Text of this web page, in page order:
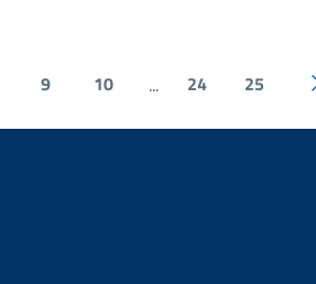
9 10 ... 24 25